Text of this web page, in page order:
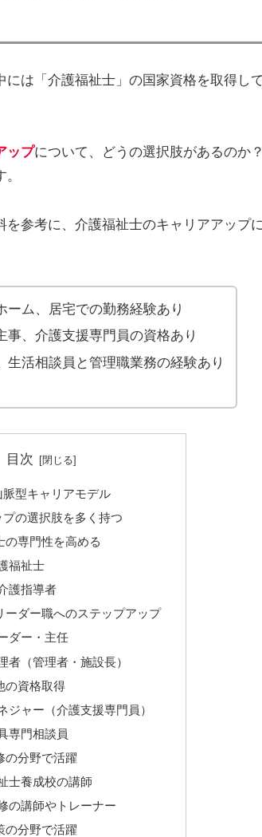
は「介護福祉士」の国家資格を取得し
ップについて、どうの選択肢があるのか
参考に、介護福祉士のキャリアアップ
ーム、居宅での勤務経験あり
事、介護支援専門員の資格あり
生活相談員と管理職業務の経験あり
目次
型キャリアモデル
の選択肢を多く持つ
の専門性を高める
福祉士
護指導者
ーダー職へのステップアップ
ダー・主任
者（管理者・施設長）
の資格取得
ジャー（介護支援専門員）
専門相談員
の分野で活躍
士養成校の講師
の講師やトレーナー
の分野で活躍